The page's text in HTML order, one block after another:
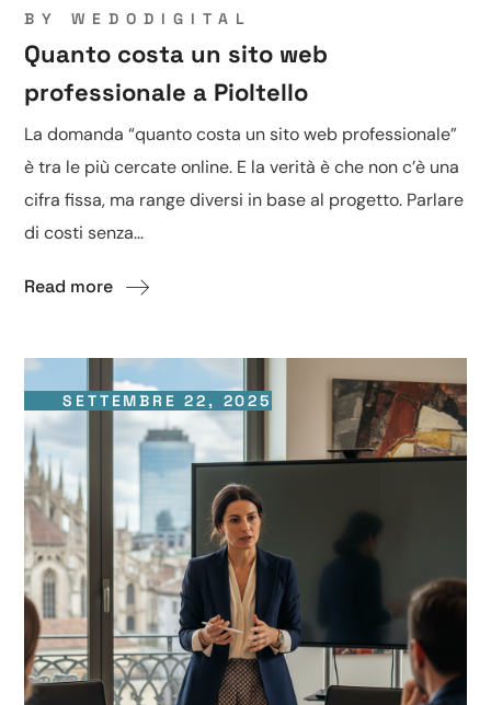
BYWEDODIGITAL
Quanto costa un sito web
professionale a Pioltello
La domanda “quanto costa un sito web professionale”
è tra le più cercate online. E la verità è che non c’è una
cifra fissa, ma range diversi in base al progetto. Parlare
di costi senza...
Read more
SETTEMBRE 22, 2025